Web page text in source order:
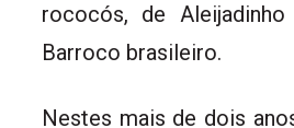
rococós, de
Barroco brasileiro.
Nestes mais de dois